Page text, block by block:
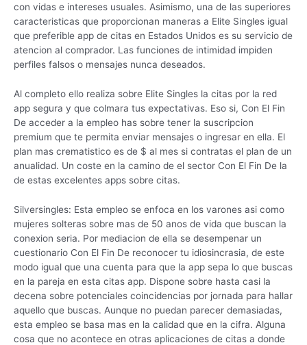
con vidas e intereses usuales. Asimismo, una de las superiores
caracteristicas que proporcionan maneras a Elite Singles igual
que preferible app de citas en Estados Unidos es su servicio de
atencion al comprador. Las funciones de intimidad impiden
perfiles falsos o mensajes nunca deseados.
Al completo ello realiza sobre Elite Singles la citas por la red
app segura y que colmara tus expectativas. Eso si, Con El Fin
De acceder a la empleo has sobre tener la suscripcion
premium que te permita enviar mensajes o ingresar en ella. El
plan mas crematistico es de $ al mes si contratas el plan de un
anualidad. Un coste en la camino de el sector Con El Fin De la
de estas excelentes apps sobre citas.
Silversingles: Esta empleo se enfoca en los varones asi­ como
mujeres solteras sobre mas de 50 anos de vida que buscan la
conexion seria. Por mediacion de ella se desempenar un
cuestionario Con El Fin De reconocer tu idiosincrasia, de este
modo igual que una cuenta para que la app sepa lo que buscas
en la pareja en esta citas app. Dispone sobre hasta casi la
decena sobre potenciales coincidencias por jornada para hallar
aquello que buscas. Aunque no puedan parecer demasiadas,
esta empleo se basa mas en la calidad que en la cifra. Alguna
cosa que no acontece en otras aplicaciones de citas a donde